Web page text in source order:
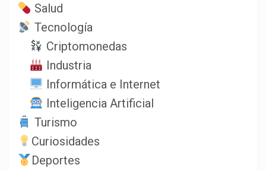
Salud
Tecnología
Criptomonedas
Industria
Informática e Internet
Inteligencia Artificial
Turismo
Curiosidades
Deportes